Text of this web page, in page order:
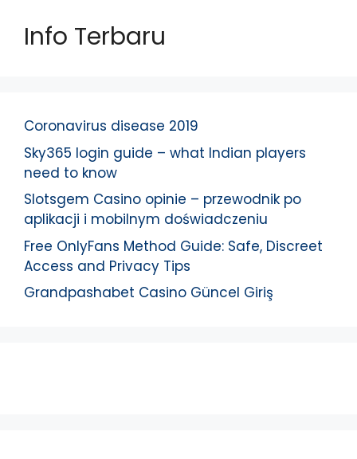
Info Terbaru
Coronavirus disease 2019
Sky365 login guide – what Indian players
need to know
Slotsgem Casino opinie – przewodnik po
aplikacji i mobilnym doświadczeniu
Free OnlyFans Method Guide: Safe, Discreet
Access and Privacy Tips
Grandpashabet Casino Güncel Giriş